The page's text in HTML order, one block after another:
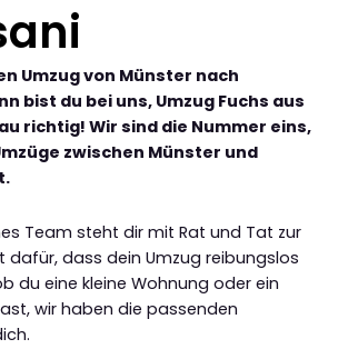
Umzug von Münster nach
bist du bei uns, Umzug Fuchs aus
richtig! Wir sind die Nummer eins,
zwischen Münster und
Team steht dir mit Rat und Tat zur
dafür, dass dein Umzug reibungslos
du eine kleine Wohnung oder ein
wir haben die passenden